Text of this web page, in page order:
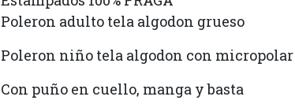
Poleron adulto tela algodon grueso
Poleron niño tela algodon con micropolar
Con puño en cuello, manga y basta